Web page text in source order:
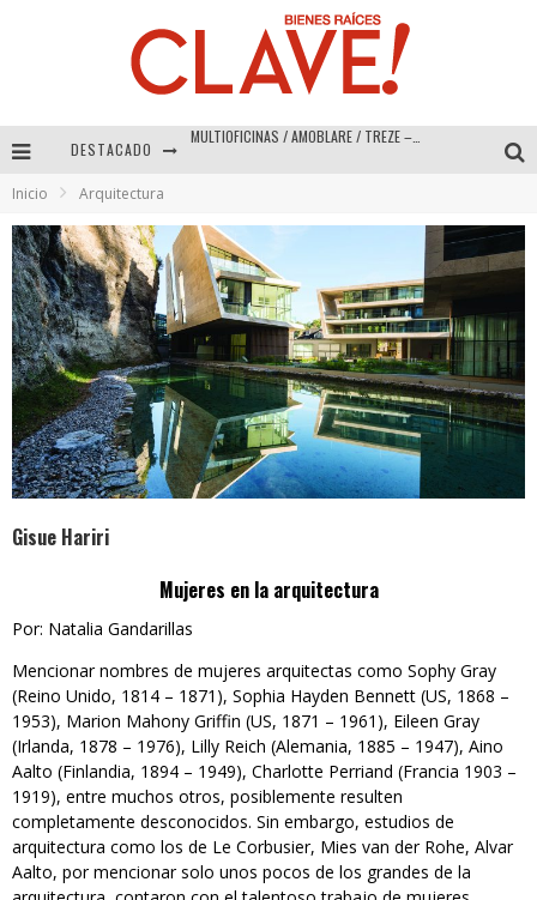
DESTACADO Abad Vergara Arquitectos – Especial Interiorismo & Decoración 2026
MULTIOFICINAS / AMOBLARE / TREZE – Especial Interiorismo & Decoración 2026
Inicio Arquitectura
Gisue Hariri
Mujeres en la arquitectura
Por: Natalia Gandarillas
Mencionar nombres de mujeres arquitectas como Sophy Gray
(Reino Unido, 1814 – 1871), Sophia Hayden Bennett (US, 1868 –
1953), Marion Mahony Griffin (US, 1871 – 1961), Eileen Gray
(Irlanda, 1878 – 1976), Lilly Reich (Alemania, 1885 – 1947), Aino
Aalto (Finlandia, 1894 – 1949), Charlotte Perriand (Francia 1903 –
1919), entre muchos otros, posiblemente resulten
completamente desconocidos. Sin embargo, estudios de
arquitectura como los de Le Corbusier, Mies van der Rohe, Alvar
Aalto, por mencionar solo unos pocos de los grandes de la